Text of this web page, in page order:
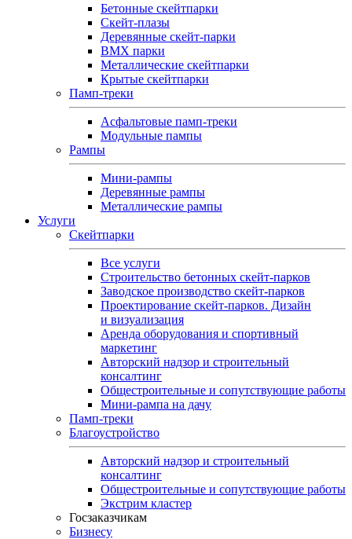
Бетонные скейтпарки
Скейт‑плазы
Деревянные скейт‑парки
BMX парки
Металлические скейтпарки
Крытые скейтпарки
Памп-треки
Асфальтовые памп‑треки
Модульные пампы
Рампы
Мини-рампы
Деревянные рампы
Металлические рампы
Услуги
Скейтпарки
Все услуги
Строительство бетонных скейт-парков
Заводское производство скейт-парков
Проектирование скейт-парков. Дизайн
и визуализация
Аренда оборудования и спортивный
маркетинг
Авторский надзор и строительный
консалтинг
Общестроительные и сопутствующие работы
Мини-рампа на дачу
Памп‑треки
Благоустройство
Авторский надзор и строительный
консалтинг
Общестроительные и сопутствующие работы
Экстрим кластер
Госзаказчикам
Бизнесу